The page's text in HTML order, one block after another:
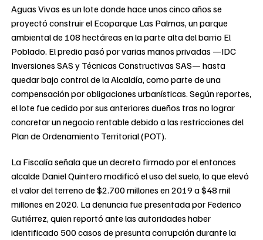
Aguas Vivas es un lote donde hace unos cinco años se
proyectó construir el Ecoparque Las Palmas, un parque
ambiental de 108 hectáreas en la parte alta del barrio El
Poblado. El predio pasó por varias manos privadas —IDC
Inversiones SAS y Técnicas Constructivas SAS— hasta
quedar bajo control de la Alcaldía, como parte de una
compensación por obligaciones urbanísticas. Según reportes,
el lote fue cedido por sus anteriores dueños tras no lograr
concretar un negocio rentable debido a las restricciones del
Plan de Ordenamiento Territorial (POT).
La Fiscalía señala que un decreto firmado por el entonces
alcalde Daniel Quintero modificó el uso del suelo, lo que elevó
el valor del terreno de $2.700 millones en 2019 a $48 mil
millones en 2020. La denuncia fue presentada por Federico
Gutiérrez, quien reportó ante las autoridades haber
identificado 500 casos de presunta corrupción durante la